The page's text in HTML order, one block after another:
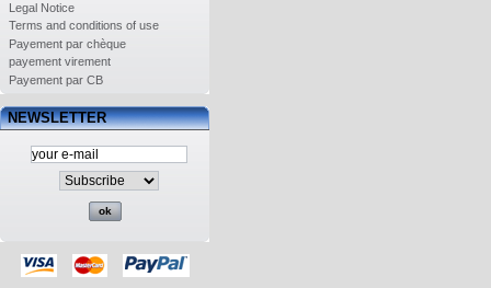
Legal Notice
Terms and conditions of use
Payement par chèque
payement virement
Payement par CB
NEWSLETTER